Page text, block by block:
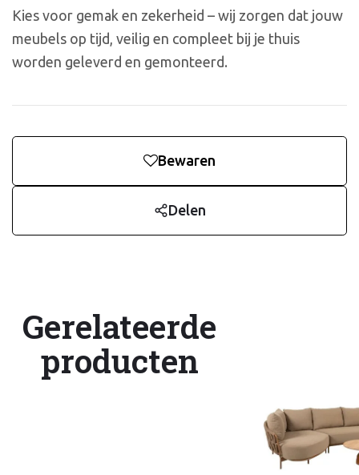
Kies voor gemak en zekerheid – wij zorgen dat jouw
meubels op tijd, veilig en compleet bij je thuis
worden geleverd en gemonteerd.
Bewaren
Delen
Gerelateerde
producten